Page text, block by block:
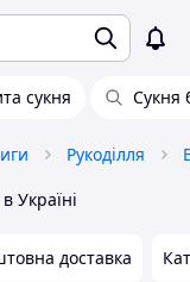
сукня Сукня
Рукоділля
в Україні
доставка